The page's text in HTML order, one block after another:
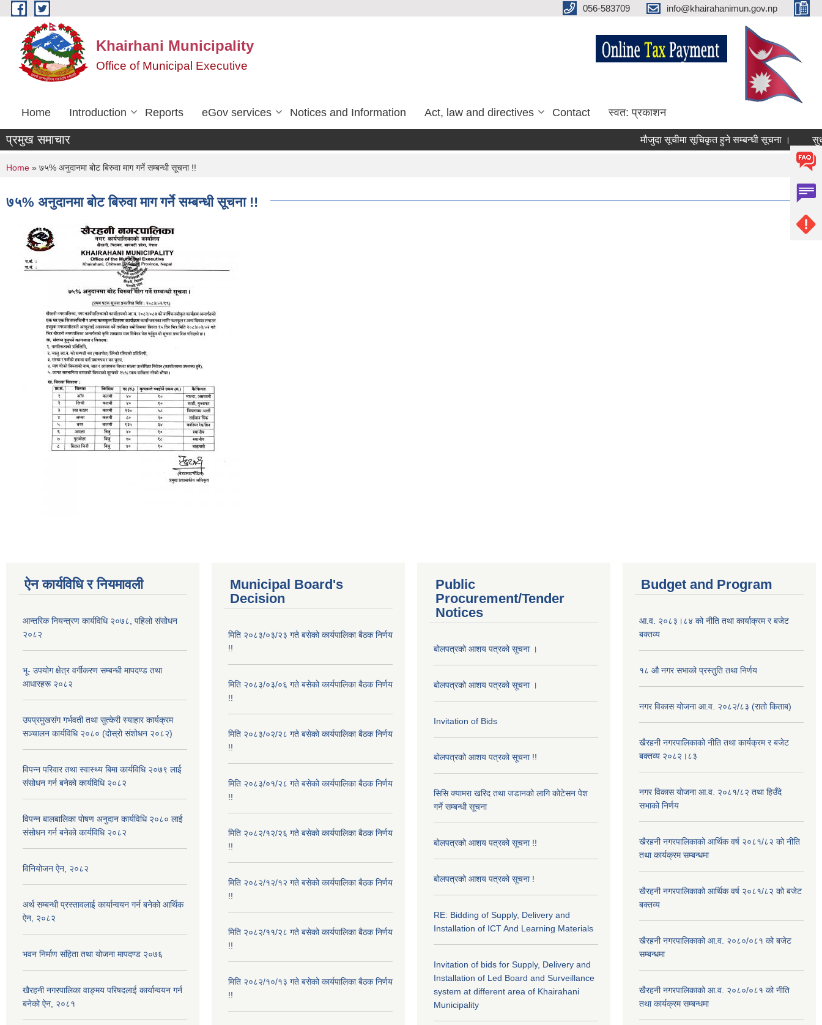
Skip to main content 056-583709 info@khairahanimun.gov.np
Khairhani Municipality
Office of Municipal Executive
Home Introduction Reports eGov services Notices and Information Act, law and directives Contact स्वत: प्रकाशन
प्रमुख समाचार मौजुदा सूचीमा सूचिकृत हुने सम्बन्धी सूचना ।
You are here
Home » ७५% अनुदानमा बोट बिरुवा माग गर्ने सम्बन्धी सूचना !!
७५% अनुदानमा बोट बिरुवा माग गर्ने सम्बन्धी सूचना !!
ऐन कार्यविधि र नियमावली
आन्तरिक नियन्त्रण कार्यविधि २०७८, पहिलो संसोधन
२०८२
भू- उपयोग क्षेत्र वर्गीकरण सम्बन्धी मापदण्ड तथा
आधारहरू २०८२
उपप्रमुखसंग गर्भवती तथा सुत्केरी स्याहार कार्यक्रम
सञ्चालन कार्यविधि २०८० (दोस्रो संशोधन २०८२)
विपन्न परिवार तथा स्वास्थ्य बिमा कार्यविधि २०७९ लाई
संसोधन गर्न बनेको कार्यविधि २०८२
विपन्न बालबालिका पोषण अनुदान कार्यविधि २०८० लाई
संसोधन गर्न बनेको कार्यविधि २०८२
विनियोजन ऐन, २०८२
अर्थ सम्बन्धी प्रस्तावलाई कार्यान्वयन गर्न बनेको आर्थिक
ऐन, २०८२
भवन निर्माण संहिता तथा योजना मापदण्ड २०७६
खैरहनी नगरपालिका वाङ्मय परिषदलाई कार्यान्वयन गर्न
बनेको ऐन, २०८१
Municipal Board's
Decision
मिति २०८३/०३/२३ गते बसेको कार्यपालिका बैठक निर्णय
!!
मिति २०८३/०३/०६ गते बसेको कार्यपालिका बैठक निर्णय
!!
मिति २०८३/०२/२८ गते बसेको कार्यपालिका बैठक निर्णय
!!
मिति २०८३/०१/२८ गते बसेको कार्यपालिका बैठक निर्णय
!!
मिति २०८२/१२/२६ गते बसेको कार्यपालिका बैठक निर्णय
!!
मिति २०८२/१२/१२ गते बसेको कार्यपालिका बैठक निर्णय
!!
मिति २०८२/११/२८ गते बसेको कार्यपालिका बैठक निर्णय
!!
मिति २०८२/१०/१३ गते बसेको कार्यपालिका बैठक निर्णय
!!
Public
Procurement/Tender
Notices
बोलपत्रको आशय पत्रको सूचना ।
बोलपत्रको आशय पत्रको सूचना ।
Invitation of Bids
बोलपत्रको आशय पत्रको सूचना !!
सिसि क्यामरा खरिद तथा जडानको लागि कोटेसन पेश
गर्ने सम्बन्धी सूचना
बोलपत्रको आशय पत्रको सूचना !!
बोलपत्रको आशय पत्रको सूचना !
RE: Bidding of Supply, Delivery and
Installation of ICT And Learning Materials
Invitation of bids for Supply, Delivery and
Installation of Led Board and Surveillance
system at different area of Khairahani
Municipality
Budget and Program
आ.व. २०८३।८४ को नीति तथा कार्याक्रम र बजेट
बक्तव्य
१८ औ नगर सभाको प्रस्तुति तथा निर्णय
नगर विकास योजना आ.व. २०८२/८३ (रातो किताब)
खैरहनी नगरपालिकाको नीति तथा कार्यक्रम र बजेट
बक्तव्य २०८२।८३
नगर विकास योजना आ.व. २०८१/८२ तथा हिउँदे
सभाको निर्णय
खैरहनी नगरपालिकाको आर्थिक वर्ष २०८१/८२ को नीति
तथा कार्यक्रम सम्बन्धमा
खैरहनी नगरपालिकाको आर्थिक वर्ष २०८१/८२ को बजेट
बक्तव्य
खैरहनी नगरपालिकाको आ.व. २०८०/०८१ को बजेट
सम्बन्धमा
खैरहनी नगरपालिकाको आ.व. २०८०/०८१ को नीति
तथा कार्यक्रम सम्बन्धमा